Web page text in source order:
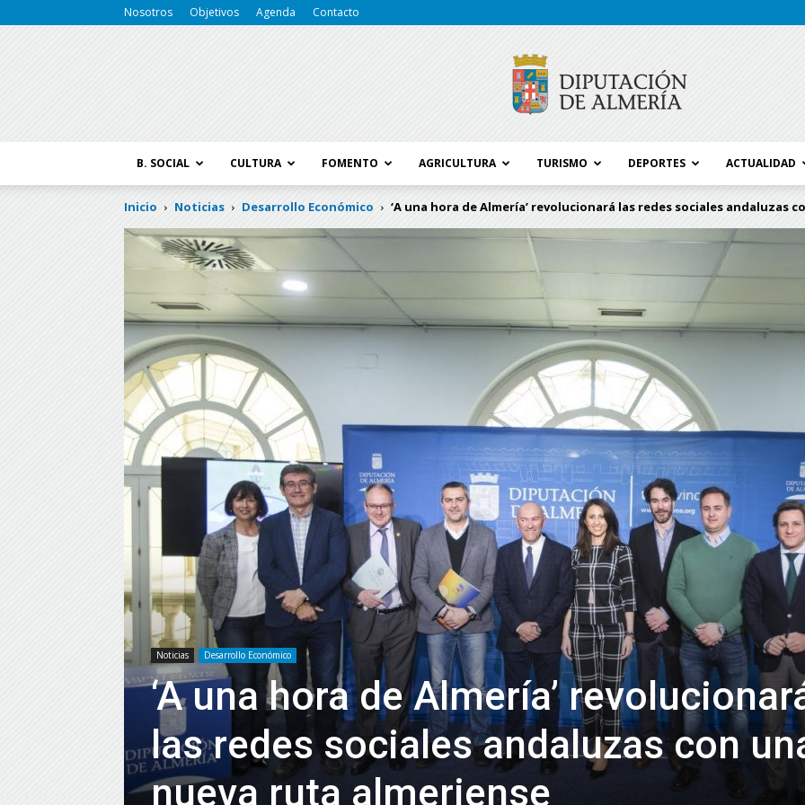
Nosotros Objetivos Agenda Contacto
de
Almería
B. SOCIAL CULTURA FOMENTO AGRICULTURA TURISMO DEPORTES ACTUALIDAD
Inicio Noticias Desarrollo Económico ‘A una hora de Almería’ revolucionará las redes sociales andaluzas
Noticias Desarrollo Económico
‘A una hora de Almería’
las redes sociales andaluzas con
nueva ruta almeriense